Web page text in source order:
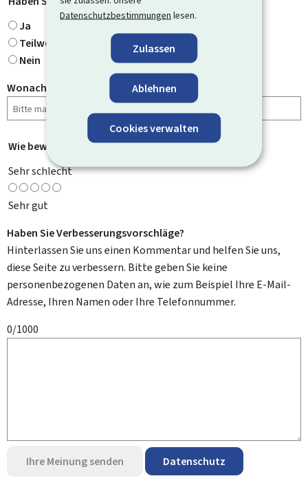
Datenschutzbestimmungen lesen.
Zulassen
Ablehnen
Cookies verwalten
Ja
Teilweise
Nein
Wonach haben Sie gesucht?
Wie bewerten Sie diese Seite? *
Sehr schlecht
Sehr gut
Haben Sie Verbesserungsvorschläge?
Hinterlassen Sie uns einen Kommentar und helfen Sie uns,
diese Seite zu verbessern. Bitte geben Sie keine
personenbezogenen Daten an, wie zum Beispiel Ihre E-Mail-
Adresse, Ihren Namen oder Ihre Telefonnummer.
0/1000
Ihre Meinung senden Datenschutz